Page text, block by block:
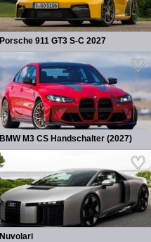
Porsche 911 GT3 S-C 2027
BMW M3 CS Handschalter (2027)
Nuvolari